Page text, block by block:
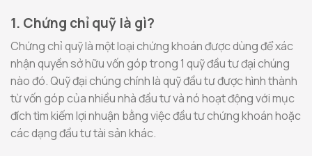
1. Chứng chỉ quỹ là gì?
Chứng chỉ quỹ là một loại chứng khoán được dùng để xác
nhận quyền sở hữu vốn góp trong 1 quỹ đầu tư đại chúng
nào đó. Quỹ đại chúng chính là quỹ đầu tư được hình thành
từ vốn góp của nhiều nhà đầu tư và nó hoạt động với mục
đích tìm kiếm lợi nhuận bằng việc đầu tư chứng khoán hoặc
các dạng đầu tư tài sản khác.